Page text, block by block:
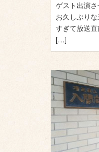
ゲスト出演さ
お久しぶり
すぎて放送
[…]